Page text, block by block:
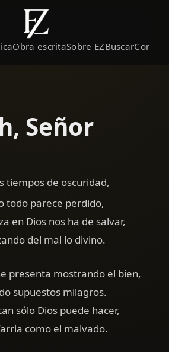
Obra escritaSobre EZBuscar
Señor
tiempos de oscuridad,
todo parece perdido,
en Dios nos ha de salvar,
del mal lo divino.
presenta mostrando el bien,
supuestos milagros.
sólo Dios puede hacer,
como el malvado.